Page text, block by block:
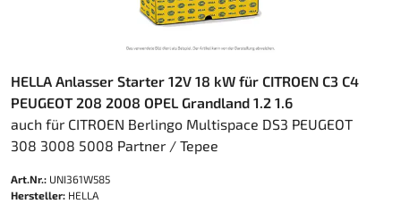
HELLA Anlasser Starter 12V 18 kW für CITROEN C3 C4
PEUGEOT 208 2008 OPEL Grandland 1.2 1.6
auch für CITROEN Berlingo Multispace DS3 PEUGEOT
308 3008 5008 Partner / Tepee
Art.Nr.: UNI361W585
Hersteller: HELLA